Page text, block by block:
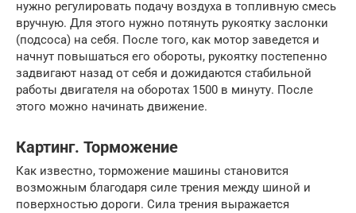
нужно регулировать подачу воздуха в топливную смесь
вручную. Для этого нужно потянуть рукоятку заслонки
(подсоса) на себя. После того, как мотор заведется и
начнут повышаться его обороты, рукоятку постепенно
задвигают назад от себя и дожидаются стабильной
работы двигателя на оборотах 1500 в минуту. После
этого можно начинать движение.
Картинг. Торможение
Как известно, торможение машины становится
возможным благодаря силе трения между шиной и
поверхностью дороги. Сила трения выражается